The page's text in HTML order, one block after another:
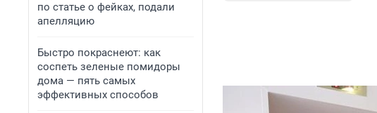
по статье о фейках, подали
апелляцию
Быстро покраснеют: как
соспеть зеленые помидоры
дома — пять самых
эффективных способов